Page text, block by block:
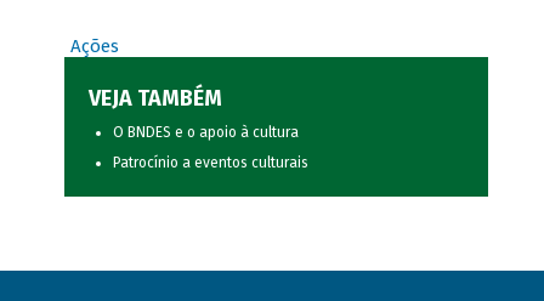
Ações
VEJA TAMBÉM
O BNDES e o apoio à cultura
Patrocínio a eventos culturais